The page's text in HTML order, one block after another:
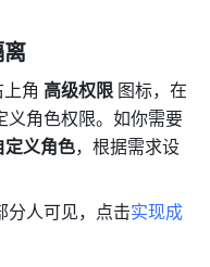
角 高级权限 图标，在
义角色权限。如你需要
定义角色，根据需求设
分人可见，点击实现成